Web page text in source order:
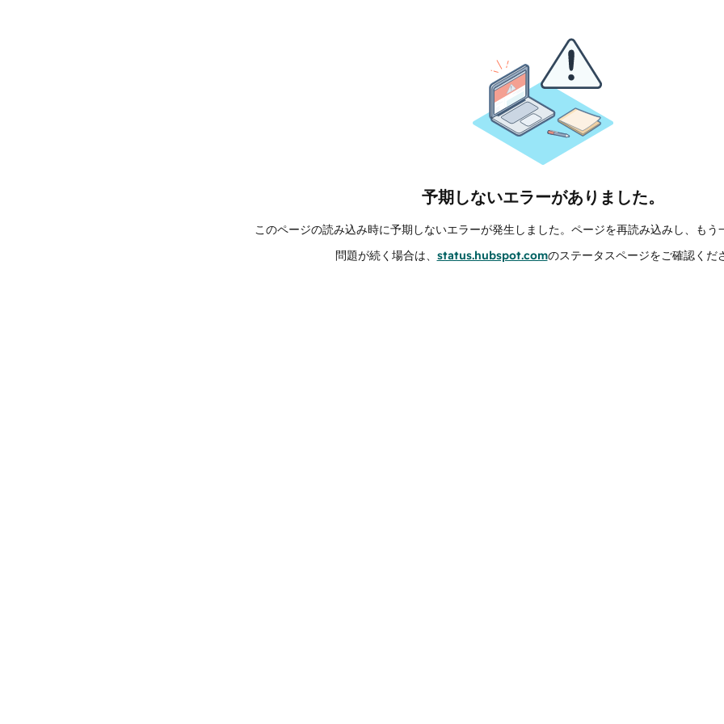
予期しないエラーがありました。
このページの読み込み時に予期しないエラーが発生しました。ページを再読み込みし、もう
問題が続く場合は、 status.hubspot.comのステータスページをご確認くだ